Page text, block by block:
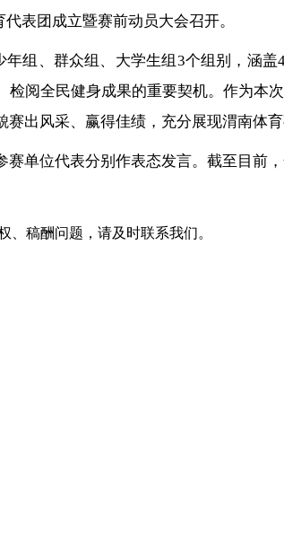
表团成立暨赛前动员大会召开。
组、群众组、大学生组3个组别，涵盖
阅全民健身成果的重要契机。作为本
出风采、赢得佳绩，充分展现渭南体
单位代表分别作表态发言。截至目前
稿酬问题，请及时联系我们。